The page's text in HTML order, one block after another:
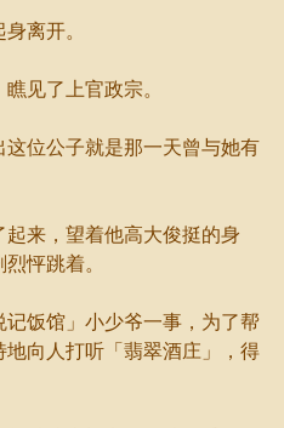
离开。
见了上官政宗。
位公子就是那一天曾与她有
来，望着他高大俊挺的身
怦跳着。
饭馆」小少爷一事，为了帮
向人打听「翡翠酒庄」，得